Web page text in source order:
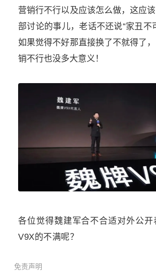
营销行不行以及应该怎么做，这应
部讨论的事儿，老话不还说“家丑不
如果觉得不好那直接换了不就得了
销不行也没多大意义！
各位觉得魏建军合不合适对外公开
V9X的不满呢？
免责声明